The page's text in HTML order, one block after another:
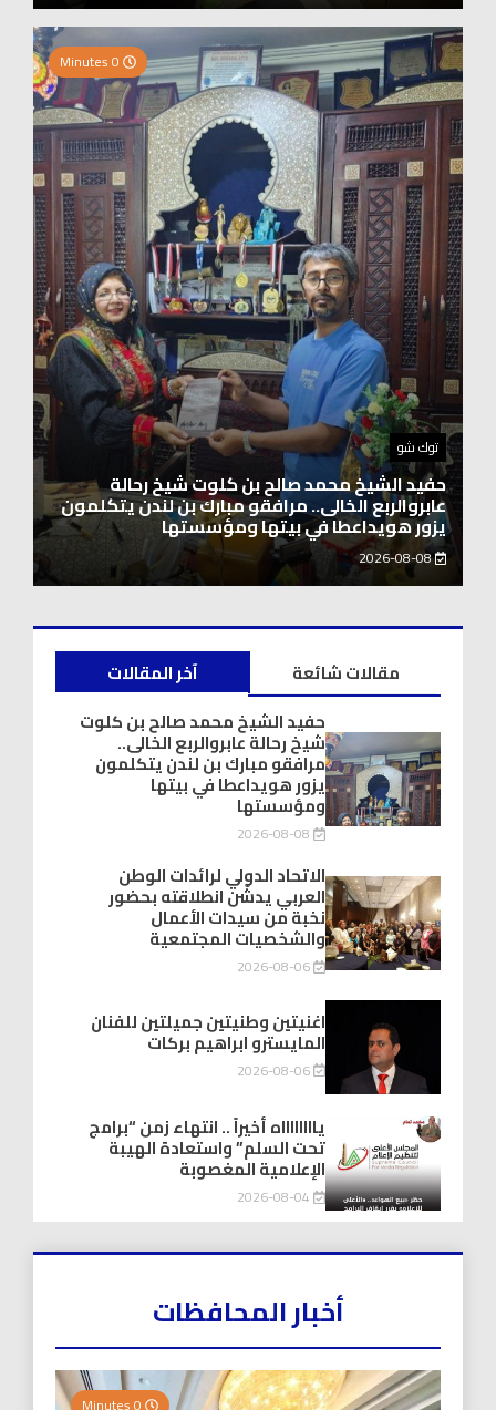
اخبار العرب
الاتحاد الدولي لرائدات الوطن العربي يدشّن انطلاقته
بحضور نخبة من سيدات الأعمال والشخصيات
المجتمعية
2026-08-06
آخر المقالات
مقالات شائعة
حفيد الشيخ محمد صالح بن كلوت
شيخ رحالة عابروالربع الخالى..
مرافقو مبارك بن لندن يتكلمون
يزور هويداعطا في بيتها
ومؤسستها
2026-08-08
الاتحاد الدولي لرائدات الوطن
العربي يدشّن انطلاقته بحضور
نخبة من سيدات الأعمال
والشخصيات المجتمعية
2026-08-06
اغنيتين وطنيتين جميلتين للفنان
المايسترو ابراهيم بركات
2026-08-06
يااااااااه أخيراً .. انتهاء زمن “برامج
تحت السلم” واستعادة الهيبة
الإعلامية المغصوبة
2026-08-04
أخبار المحافظات